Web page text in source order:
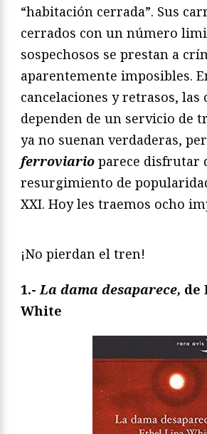
“habitación cerrada”. Sus
cerrados con un número
sospechosos se prestan a
aparentemente imposibles.
cancelaciones y retrasos, las
dependen de un servicio de
ya no suenan verdaderas,
ferroviario parece disfrutar
resurgimiento de
XXI. Hoy les traemos ocho
¡No pierdan el tren!
1.-La dama desaparece, de
White